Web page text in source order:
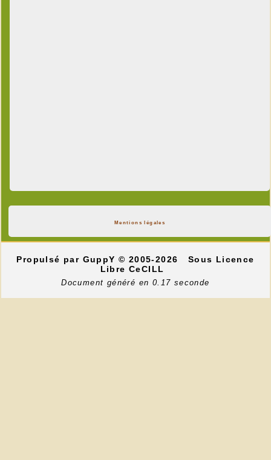
Mentions légales
Propulsé par GuppY© 2005-2026
Sous Licence
Libre CeCILL
Document généré en 0.17 seconde